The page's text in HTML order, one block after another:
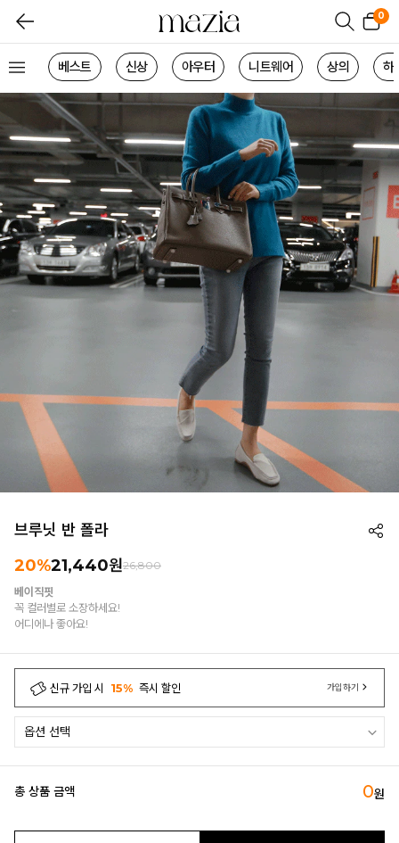
0
베스트 신상 아우터 니트웨어 상의 하
브루닛 반 폴라
20%21,440원26,800
베이직핏
꼭 컬러별로 소장하세요!
어디에나 좋아요!
신규 가입 시 15% 즉시 할인 가입하기
총 상품 금액 0원